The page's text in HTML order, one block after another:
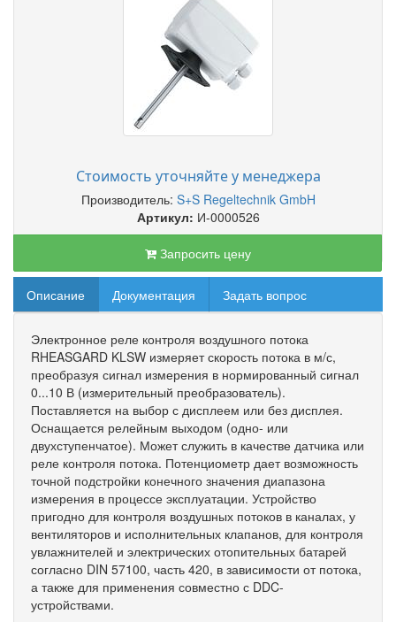
Стоимость уточняйте у менеджера
Производитель: S+S Regeltechnik GmbH
Артикул: И-0000526
Запросить цену
Описание Документация Задать вопрос
Электронное реле контроля воздушного потока
RHEASGARD KLSW измеряет скорость потока в м/с,
преобразуя сигнал измерения в нормированный сигнал
0...10 В (измерительный преобразователь).
Поставляется на выбор с дисплеем или без дисплея.
Оснащается релейным выходом (одно- или
двухступенчатое). Может служить в качестве датчика или
реле контроля потока. Потенциометр дает возможность
точной подстройки конечного значения диапазона
измерения в процессе эксплуатации. Устройство
пригодно для контроля воздушных потоков в каналах, у
вентиляторов и исполнительных клапанов, для контроля
увлажнителей и электрических отопительных батарей
согласно DIN 57100, часть 420, в зависимости от потока,
а также для применения совместно с DDC-
устройствами.